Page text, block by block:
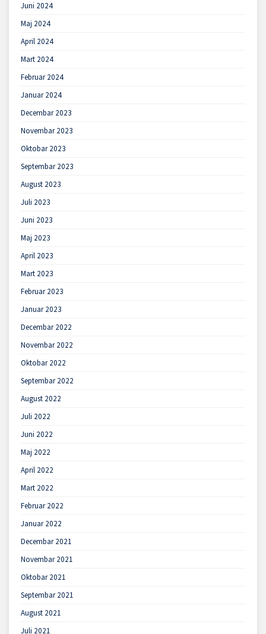
Juni 2024
Maj 2024
April 2024
Mart 2024
Februar 2024
Januar 2024
Decembar 2023
Novembar 2023
Oktobar 2023
Septembar 2023
August 2023
Juli 2023
Juni 2023
Maj 2023
April 2023
Mart 2023
Februar 2023
Januar 2023
Decembar 2022
Novembar 2022
Oktobar 2022
Septembar 2022
August 2022
Juli 2022
Juni 2022
Maj 2022
April 2022
Mart 2022
Februar 2022
Januar 2022
Decembar 2021
Novembar 2021
Oktobar 2021
Septembar 2021
August 2021
Juli 2021